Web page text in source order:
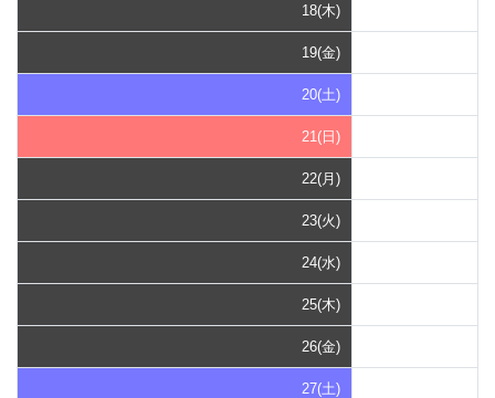
18(木)
19(金)
20(土)
21(日)
22(月)
23(火)
24(水)
25(木)
26(金)
27(土)